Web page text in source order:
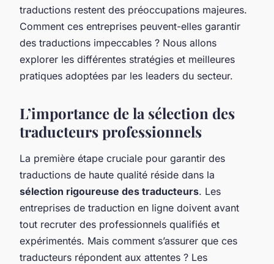
traductions restent des préoccupations majeures.
Comment ces entreprises peuvent-elles garantir
des traductions impeccables ? Nous allons
explorer les différentes stratégies et meilleures
pratiques adoptées par les leaders du secteur.
L’importance de la sélection des
traducteurs professionnels
La première étape cruciale pour garantir des
traductions de haute qualité réside dans la
sélection rigoureuse des traducteurs. Les
entreprises de traduction en ligne doivent avant
tout recruter des professionnels qualifiés et
expérimentés. Mais comment s’assurer que ces
traducteurs répondent aux attentes ? Les